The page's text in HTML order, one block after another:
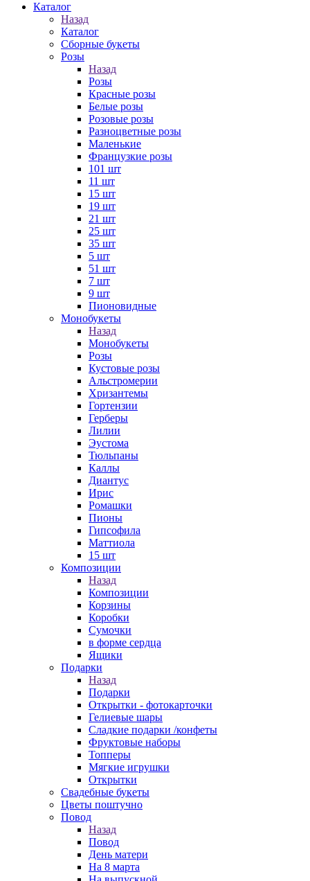
Каталог
Назад
Каталог
Сборные букеты
Розы
Назад
Розы
Красные розы
Белые розы
Розовые розы
Разноцветные розы
Маленькие
Французкие розы
101 шт
11 шт
15 шт
19 шт
21 шт
25 шт
35 шт
5 шт
51 шт
7 шт
9 шт
Пионовидные
Монобукеты
Назад
Монобукеты
Розы
Кустовые розы
Альстромерии
Хризантемы
Гортензии
Герберы
Лилии
Эустома
Тюльпаны
Каллы
Диантус
Ирис
Ромашки
Пионы
Гипсофила
Маттиола
15 шт
Композиции
Назад
Композиции
Корзины
Коробки
Сумочки
в форме сердца
Ящики
Подарки
Назад
Подарки
Открытки - фотокарточки
Гелиевые шары
Сладкие подарки /конфеты
Фруктовые наборы
Топперы
Мягкие игрушки
Открытки
Свадебные букеты
Цветы поштучно
Повод
Назад
Повод
День матери
На 8 марта